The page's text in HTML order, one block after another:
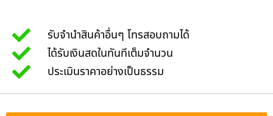
รับจำนำสินค้าอื่นๆ โทรสอบถามได้
ได้รับเงินสดในทันทีเต็มจำนวน
ประเมินราคาอย่างเป็นธรรม